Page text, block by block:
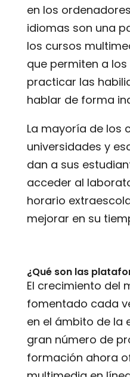
en los
idiomas son una
los cursos
que permiten a
practicar las
hablar de forma
La mayoría de los
universidades y
dan a sus
acceder al
horario
mejorar en su
¿Qué son las
El crecimiento del
fomentado cada
en el ámbito de la
gran número de
formación ahora